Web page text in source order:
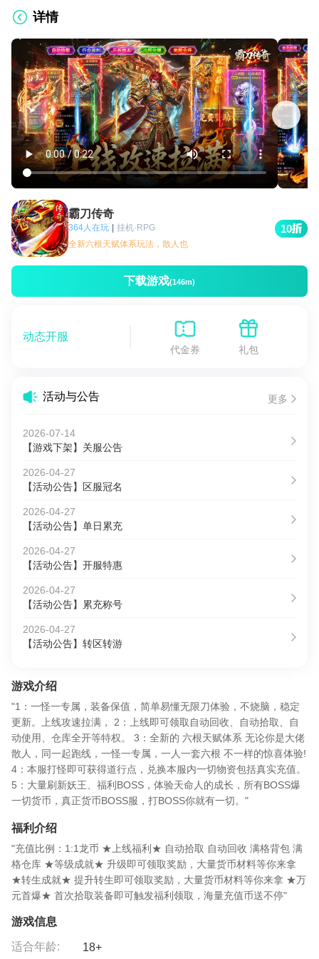
详情
霸刀传奇
364人在玩 | 挂机·RPG
全新六根天赋体系玩法，散人也
10
下载游戏(146m)
动态开服
代金券 礼包
活动与公告 更多
2026-07-14
【游戏下架】关服公告
2026-04-27
【活动公告】区服冠名
2026-04-27
【活动公告】单日累充
2026-04-27
【活动公告】开服特惠
2026-04-27
【活动公告】累充称号
2026-04-27
【活动公告】转区转游
游戏介绍
"1：一怪一专属，装备保值，简单易懂无限刀体验，不烧脑，稳定
更新。上线攻速拉满， 2：上线即可领取自动回收、自动拾取、自
动使用、仓库全开等特权。 3：全新的 六根天赋体系 无论你是大佬
散人，同一起跑线，一怪一专属，一人一套六根 不一样的惊喜体验!
4：本服打怪即可获得道行点，兑换本服内一切物资包括真实充值。
5：大量刷新妖王、福利BOSS，体验天命人的成长，所有BOSS爆
一切货币，真正货币BOSS服，打BOSS你就有一切。"
福利介绍
"充值比例：1:1龙币 ★上线福利★ 自动拾取 自动回收 满格背包 满
格仓库 ★等级成就★ 升级即可领取奖励，大量货币材料等你来拿
★转生成就★ 提升转生即可领取奖励，大量货币材料等你来拿 ★万
元首爆★ 首次拾取装备即可触发福利领取，海量充值币送不停"
游戏信息
适合年龄: 18+